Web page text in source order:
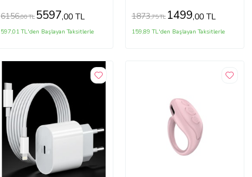
6156,00 TL 5597,00 TL
597,01 TL'den Başlayan Taksitlerle
1873,75 TL 1499,00 TL
159,89 TL'den Başlayan Taksitlerle